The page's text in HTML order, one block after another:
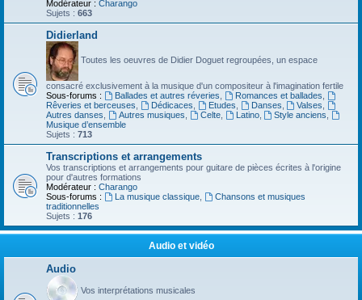
Modérateur : Charango
Sujets : 663
Didierland
Toutes les oeuvres de Didier Doguet regroupées, un espace
consacré exclusivement à la musique d'un compositeur à l'imagination fertile
Sous-forums :
Ballades et autres réveries Romances et ballades
Rêveries et berceuses
Dédicaces Etudes Danses Valses
Autres danses
Autres musiques Celte, Latino, Style anciens
Musique d’ensemble
Sujets : 713
Transcriptions et arrangements
Vos transcriptions et arrangements pour guitare de pièces écrites à l'origine
pour d'autres formations
Modérateur : Charango
Sous-forums :
La musique classique,
Chansons et musiques
traditionnelles
Sujets : 176
Audio et vidéo
Audio
Vos interprétations musicales